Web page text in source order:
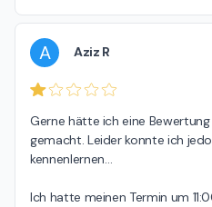
A Aziz R
Gerne hätte ich eine
gemacht. Leider konnte ich
kennenlernen…
Ich hatte meinen Termin um